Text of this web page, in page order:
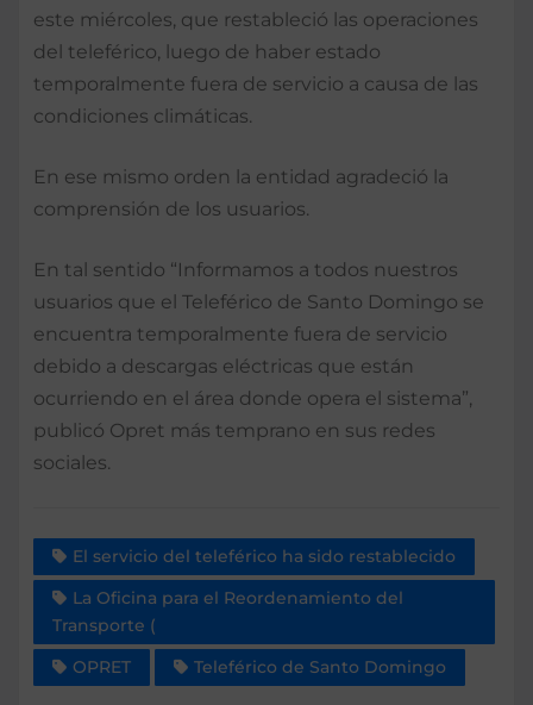
este miércoles, que restableció las operaciones
del teleférico, luego de haber estado
temporalmente fuera de servicio a causa de las
condiciones climáticas.
En ese mismo orden la entidad agradeció la
comprensión de los usuarios.
En tal sentido “Informamos a todos nuestros
usuarios que el Teleférico de Santo Domingo se
encuentra temporalmente fuera de servicio
debido a descargas eléctricas que están
ocurriendo en el área donde opera el sistema”,
publicó Opret más temprano en sus redes
sociales.
El servicio del teleférico ha sido restablecido
La Oficina para el Reordenamiento del
Transporte (
OPRET
Teleférico de Santo Domingo